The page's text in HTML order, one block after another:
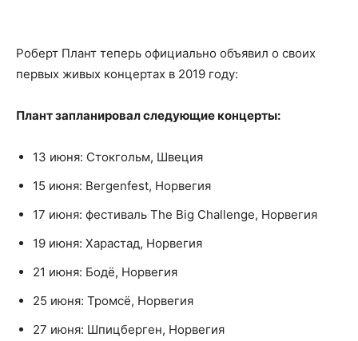
Роберт Плант теперь официально объявил о своих
первых живых концертах в 2019 году:
Плант запланировал следующие концерты:
13 июня: Стокгольм, Швеция
15 июня: Bergenfest, Норвегия
17 июня: фестиваль The Big Challenge, Норвегия
19 июня: Харастад, Норвегия
21 июня: Бодё, Норвегия
25 июня: Тромсё, Норвегия
27 июня: Шпицберген, Норвегия